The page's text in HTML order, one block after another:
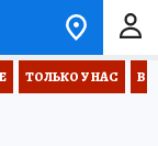
ТОЛЬКО У НАС